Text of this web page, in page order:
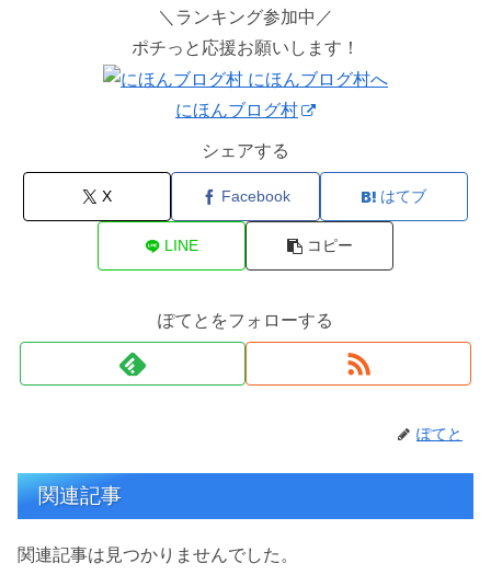
＼ランキング参加中／
ポチっと応援お願いします！
にほんブログ村
シェアする
X Facebook はてブ
LINE コピー
ぽてとをフォローする
ぽてと
関連記事
関連記事は見つかりませんでした。